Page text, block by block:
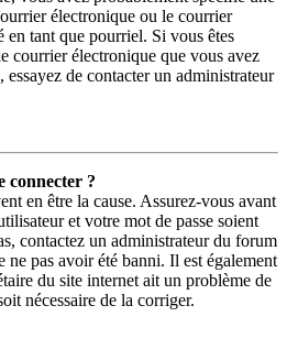
électronique ou le courrier
en tant que pourriel. Si vous êtes
courrier électronique que vous avez
essayez de contacter un administrateur
connecter ?
en être la cause. Assurez-vous avant
et votre mot de passe soient
contactez un administrateur du forum
ne pas avoir été banni. Il est également
du site internet ait un problème de
nécessaire de la corriger.